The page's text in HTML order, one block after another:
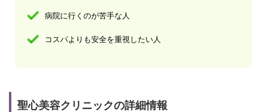
病院に行くのが苦手な人
コスパよりも安全を重視したい人
聖心美容クリニックの詳細情報